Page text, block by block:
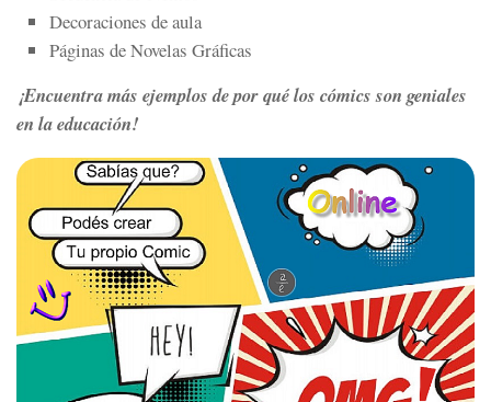
Decoraciones de aula
Páginas de Novelas Gráficas
¡Encuentra más ejemplos de por qué los cómics son geniales
en la educación!